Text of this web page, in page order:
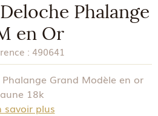
Phalange
en Or
: 490641
Grand Modèle en or
18k
savoir plus